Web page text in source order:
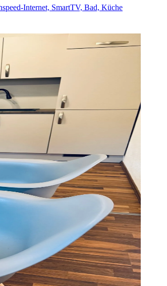
Internet, SmartTV, Bad, Küche